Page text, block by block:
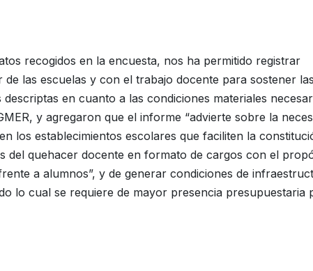
recogidos en la encuesta, nos ha permitido registrar
las escuelas y con el trabajo docente para sostener las
en cuanto a las condiciones materiales
y agregaron que el informe “advierte sobre la
los establecimientos escolares que faciliten la
quehacer docente en formato de cargos con el
a alumnos”, y de generar condiciones de
lo cual se requiere de mayor presencia presupuestaria